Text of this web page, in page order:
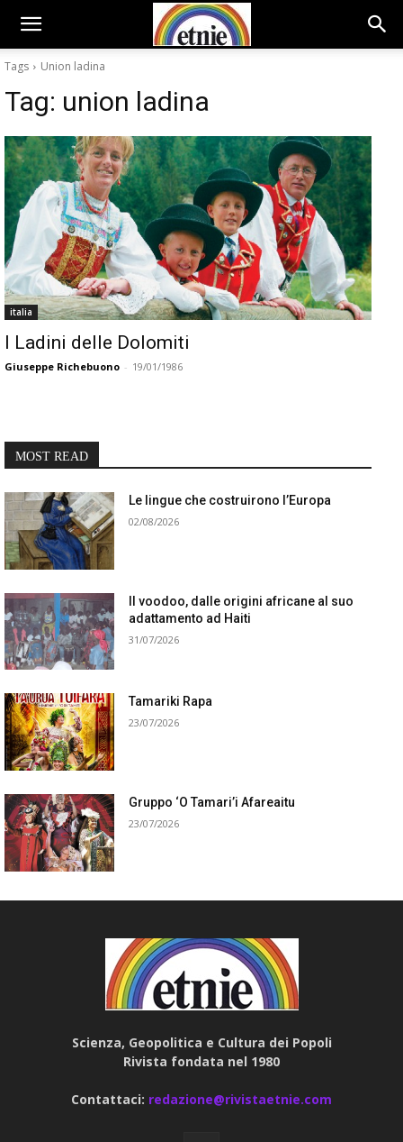
Tags Union ladina
Tag: union ladina
italia
I Ladini delle Dolomiti
Giuseppe Richebuono - 19/01/1986
MOST READ
Le lingue che costruirono l’Europa
02/08/2026
Il voodoo, dalle origini africane al suo
adattamento ad Haiti
31/07/2026
Tamariki Rapa
23/07/2026
Gruppo ‘O Tamari’i Afareaitu
23/07/2026
Scienza, Geopolitica e Cultura dei Popoli
Rivista fondata nel 1980
Contattaci: redazione@rivistaetnie.com